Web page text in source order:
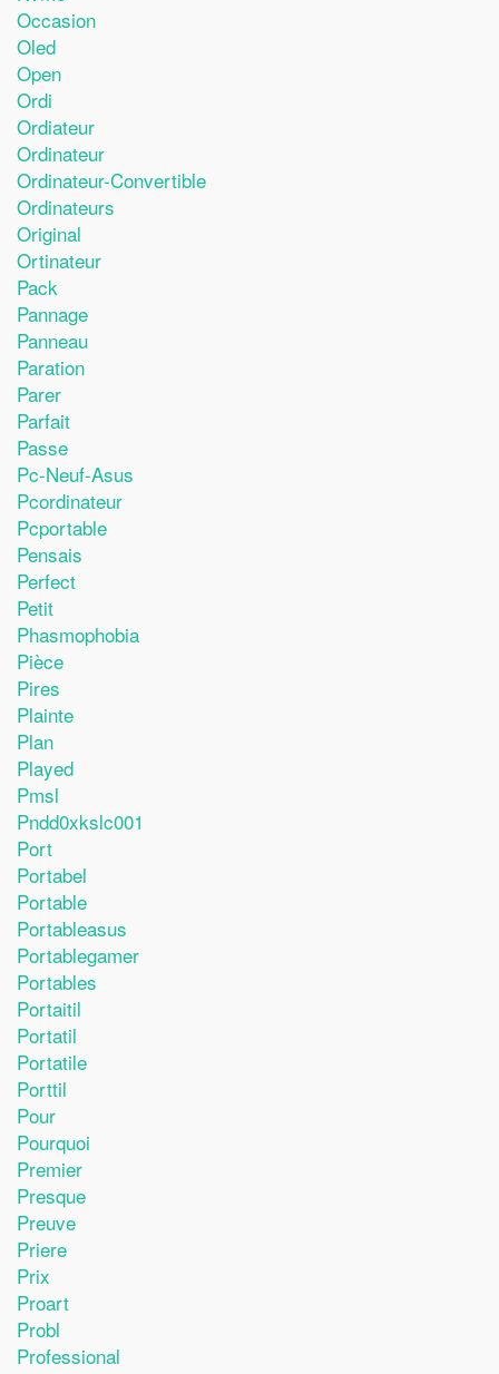
Occasion
Oled
Open
Ordi
Ordiateur
Ordinateur
Ordinateur-Convertible
Ordinateurs
Original
Ortinateur
Pack
Pannage
Panneau
Paration
Parer
Parfait
Passe
Pc-Neuf-Asus
Pcordinateur
Pcportable
Pensais
Perfect
Petit
Phasmophobia
Pièce
Pires
Plainte
Plan
Played
Pmsl
Pndd0xkslc001
Port
Portabel
Portable
Portableasus
Portablegamer
Portables
Portaitil
Portatil
Portatile
Porttil
Pour
Pourquoi
Premier
Presque
Preuve
Priere
Prix
Proart
Probl
Professional